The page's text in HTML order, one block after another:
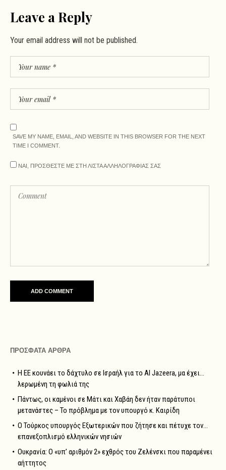
Leave a Reply
Your email address will not be published.
SAVE MY NAME, EMAIL, AND WEBSITE IN THIS BROWSER FOR THE NEXT
TIME I COMMENT.
ΝΑΙ, ΠΡΟΣΘΕΣΤΕ ΜΕ ΣΤΗ ΛΙΣΤΑ ΑΛΛΗΛΟΓΡΑΦΙΑΣ ΣΑΣ
ΠΡΟΣΦΑΤΑ ΑΡΘΡΑ
Η ΕΕ κουνάει το δάχτυλο σε Ισραήλ για το Al Jazeera, μα έχει…
λερωμένη τη φωλιά της
Πάντως, οι καμένοι σε Μάτι και Χαβάη δεν ήταν παράτυποι
μετανάστες – Το πρόβλημα με τον υπουργό κ. Καιρίδη
Ο Τούρκος υπουργός Εξωτερικών που ζήτησε και πέτυχε τον…
επανεξοπλισμό ελληνικών νησιών
Ουκρανία: Ο «υπ’ αριθμόν 2» εχθρός του Ζελένσκι που παραμένει
αήττητος